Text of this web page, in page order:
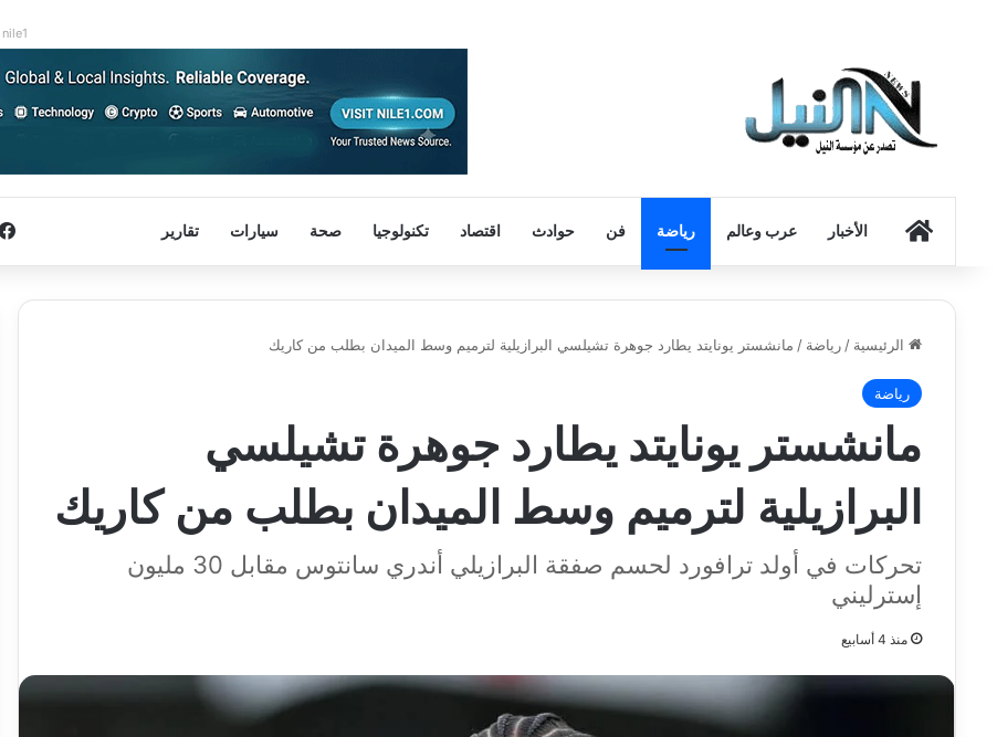
nile1
الرئيسيةالأخبار عرب وعالم رياضة فن حوادث اقتصاد تكنولوجيا صحة سيارات تقارير
الرئيسية / رياضة / مانشستر يونايتد يطارد جوهرة تشيلسي البرازيلية لترميم وسط الميدان بطلب من كاريك
رياضة
مانشستر يونايتد يطارد جوهرة تشيلسي
البرازيلية لترميم وسط الميدان بطلب من كاريك
تحركات في أولد ترافورد لحسم صفقة البرازيلي أندري سانتوس مقابل 30 مليون
إسترليني
منذ 4 أسابيع